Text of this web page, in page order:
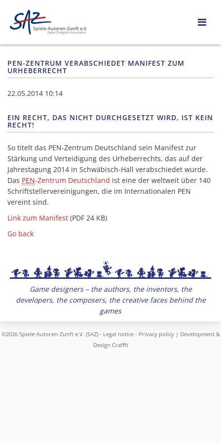
PEN-ZENTRUM VERABSCHIEDET MANIFEST ZUM
URHEBERRECHT
22.05.2014 10:14
EIN RECHT, DAS NICHT DURCHGESETZT WIRD, IST KEIN
RECHT!
So titelt das PEN-Zentrum Deutschland sein Manifest zur
Stärkung und Verteidigung des Urheberrechts, das auf der
Jahrestagung 2014 in Schwäbisch-Hall verabschiedet wurde.
Das PEN-Zentrum Deutschland ist eine der weltweit über 140
Schriftstellervereinigungen, die im Internationalen PEN
vereint sind.
Link zum Manifest (PDF 24 KB)
Go back
Game designers – the authors, the inventors, the
developers, the composers, the creative faces behind the
games
©2026 Spiele-Autoren-Zunft e.V. (SAZ) - Legal notice- Privacy policy| Development &
Design Craffft